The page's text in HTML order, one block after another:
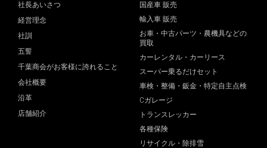
社長あいさつ
経営理念
社訓
五誓
千葉商会がお客様に誇れること
会社概要
沿革
店舗紹介
国産車 販売
輸入車 販売
お車・中古パーツ・農機具などの
買取
カーレンタル・カーリース
スーパー乗るだけセット
車検・整備・鈑金・特定自主点検
Cガレージ
トランスレッカー
各種保険
リサイクル・除排雪